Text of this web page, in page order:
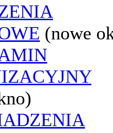
(nowe